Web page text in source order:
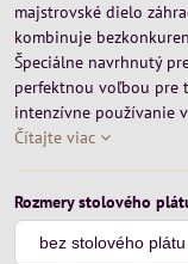
majstrovské dielo
kombinuje
Špeciálne navrhnutý
perfektnou voľbou pre
intenzívne používanie
Čítajte viac
Rozmery stolového